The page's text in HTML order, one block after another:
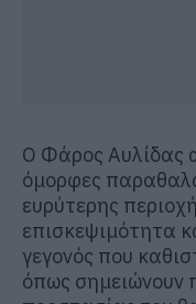
Ο Φάρος Αυλίδας
όμορφες
ευρύτερης
επισκεψιμότητα
γεγονός που
όπως σημειώνουν